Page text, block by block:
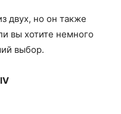
двух, но он также
вы хотите немного
выбор.